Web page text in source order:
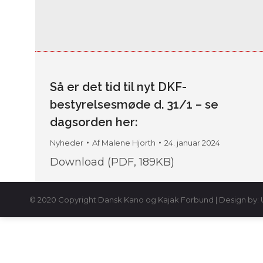
Så er det tid til nyt DKF-
bestyrelsesmøde d. 31/1 – se
dagsorden her:
Nyheder AfMalene Hjorth 24. januar 2024
Download (PDF, 189KB)
© 2020 Copyright Dansk Kano og Kajak Forbund | Design by: